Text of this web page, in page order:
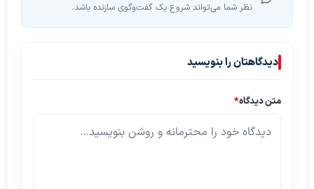
نظر شما می‌تواند شروع یک گفت‌وگوی سازنده باشد.
دیدگاهتان را بنویسید
متن دیدگاه*